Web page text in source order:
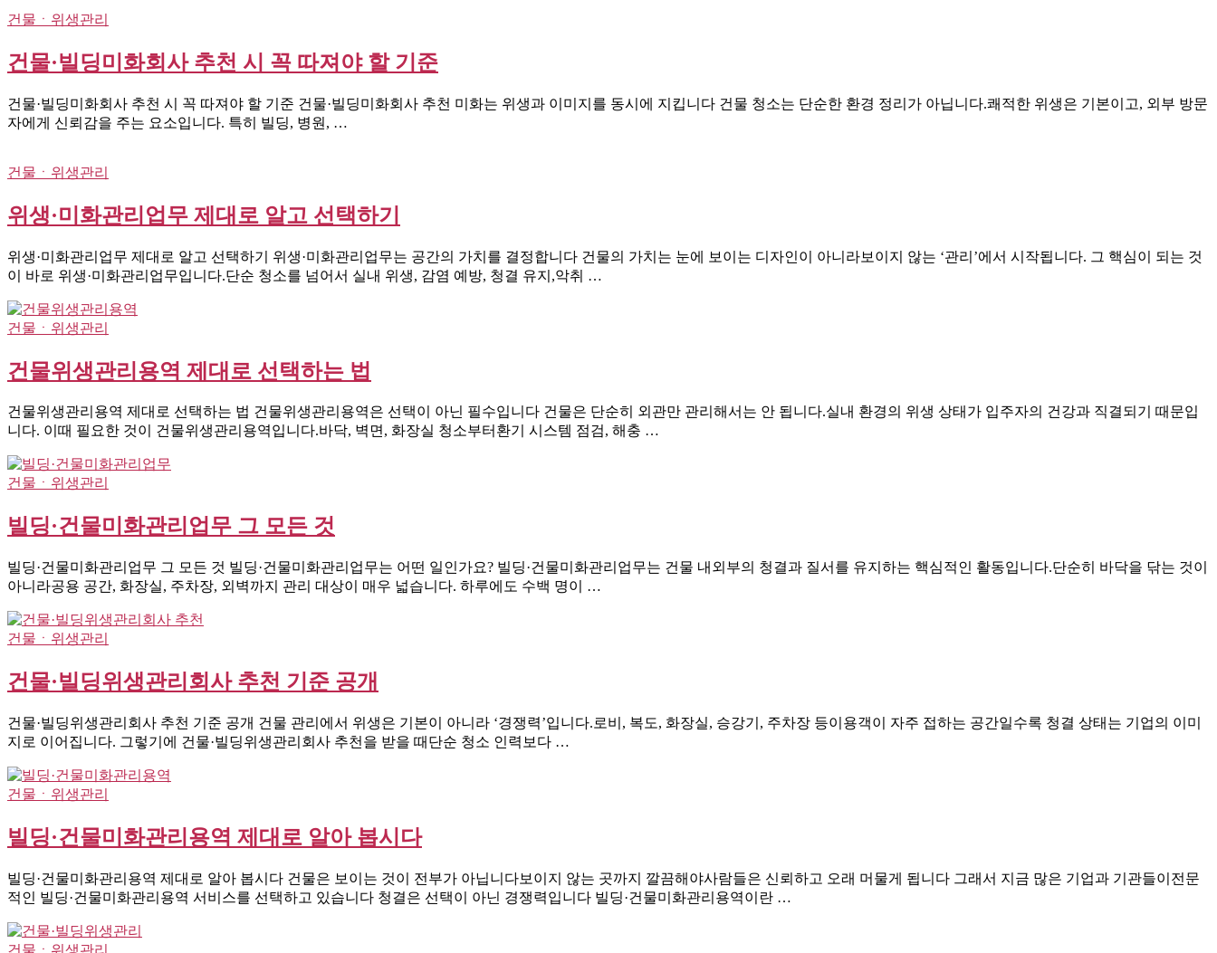
건물ㆍ위생관리
건물·빌딩미화회사 추천 시 꼭 따져야 할 기준
건물·빌딩미화회사 추천 시 꼭 따져야 할 기준 건물·빌딩미화회사 추천 미화는 위생과 이미지를 동시에 지킵니다 건물 청소는 단순한 환경 정리가 아닙니다.쾌적한 위생은 기본이고, 외부 방문
자에게 신뢰감을 주는 요소입니다. 특히 빌딩, 병원, …
건물ㆍ위생관리
위생·미화관리업무 제대로 알고 선택하기
위생·미화관리업무 제대로 알고 선택하기 위생·미화관리업무는 공간의 가치를 결정합니다 건물의 가치는 눈에 보이는 디자인이 아니라보이지 않는 ‘관리’에서 시작됩니다. 그 핵심이 되는 것
이 바로 위생·미화관리업무입니다.단순 청소를 넘어서 실내 위생, 감염 예방, 청결 유지,악취 …
건물ㆍ위생관리
건물위생관리용역 제대로 선택하는 법
건물위생관리용역 제대로 선택하는 법 건물위생관리용역은 선택이 아닌 필수입니다 건물은 단순히 외관만 관리해서는 안 됩니다.실내 환경의 위생 상태가 입주자의 건강과 직결되기 때문입
니다. 이때 필요한 것이 건물위생관리용역입니다.바닥, 벽면, 화장실 청소부터환기 시스템 점검, 해충 …
건물ㆍ위생관리
빌딩·건물미화관리업무 그 모든 것
빌딩·건물미화관리업무 그 모든 것 빌딩·건물미화관리업무는 어떤 일인가요? 빌딩·건물미화관리업무는 건물 내외부의 청결과 질서를 유지하는 핵심적인 활동입니다.단순히 바닥을 닦는 것이
아니라공용 공간, 화장실, 주차장, 외벽까지 관리 대상이 매우 넓습니다. 하루에도 수백 명이 …
건물ㆍ위생관리
건물·빌딩위생관리회사 추천 기준 공개
건물·빌딩위생관리회사 추천 기준 공개 건물 관리에서 위생은 기본이 아니라 ‘경쟁력’입니다.로비, 복도, 화장실, 승강기, 주차장 등이용객이 자주 접하는 공간일수록 청결 상태는 기업의 이미
지로 이어집니다. 그렇기에 건물·빌딩위생관리회사 추천을 받을 때단순 청소 인력보다 …
건물ㆍ위생관리
빌딩·건물미화관리용역 제대로 알아 봅시다
빌딩·건물미화관리용역 제대로 알아 봅시다 건물은 보이는 것이 전부가 아닙니다보이지 않는 곳까지 깔끔해야사람들은 신뢰하고 오래 머물게 됩니다 그래서 지금 많은 기업과 기관들이전문
적인 빌딩·건물미화관리용역 서비스를 선택하고 있습니다 청결은 선택이 아닌 경쟁력입니다 빌딩·건물미화관리용역이란 …
건물ㆍ위생관리